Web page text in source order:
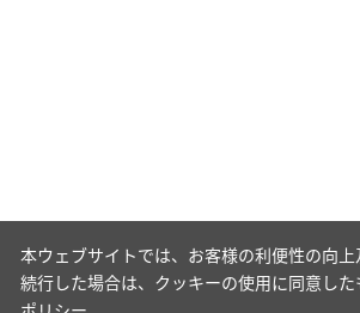
本ウェブサイトでは、お客様の利便性の向
続行した場合は、クッキーの使用に同意し